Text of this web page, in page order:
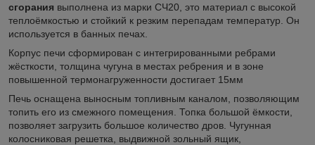
сгорания выполнена из марки СЧ20, это материал с высокой
теплоёмкостью и стойкий к резким перепадам температур. Он
используется в банных печах.
Корпус печи сформирован с интегрированными ребрами
жёсткости, толщина чугуна в местах ребрения и в зоне
повышенной термонагруженности достигает 15мм
Печь оснащена выносным топливным каналом, позволяющим
топить его из смежного помещения. Топка большой ёмкости,
позволяет загрузить большое количество дров. Чугунная
колосниковая решетка, выдвижной зольный ящик,